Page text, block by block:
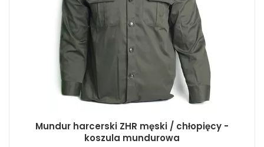
Mundur harcerski ZHR męski / chłopięcy -
koszula mundurowa